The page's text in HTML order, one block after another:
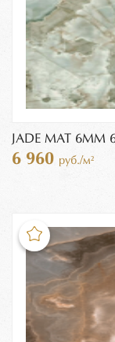
JADE MAT 6MM
6 960 руб./м²